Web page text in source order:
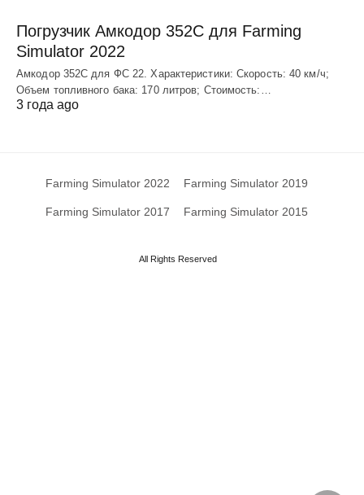
Погрузчик Амкодор 352С для Farming
Simulator 2022
Амкодор 352С для ФС 22. Характеристики: Скорость: 40 км/ч;
Объем топливного бака: 170 литров; Стоимость:…
3 года ago
Farming Simulator 2022 Farming Simulator 2019
Farming Simulator 2017 Farming Simulator 2015
All Rights Reserved